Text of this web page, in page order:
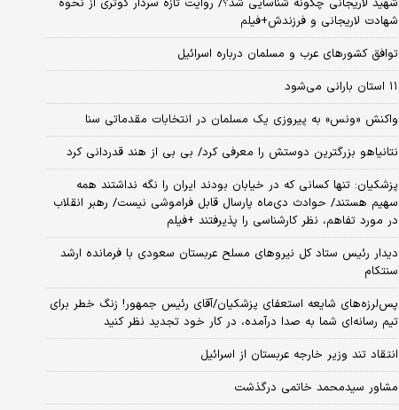
شهادت لاریجانی و فرزندش+فیلم
توافق کشورهای عرب و مسلمان درباره اسرائیل
۱۱ استان بارانی می‌شود
واکنش «ونس» به پیروزی یک مسلمان در انتخابات مقدماتی سنا
نتانیاهو بزرگترین دوستش را معرفی کرد/ بی بی از هند قدردانی کرد
پزشکیان: تنها کسانی که در خیابان بودند ایران را نگه نداشتند همه
سهیم هستند/ حوادث دی‌ماه پارسال قابل فراموشی نیست/ رهبر انقلاب
در مورد تفاهم، نظر کارشناسی را پذیرفتند +فیلم
دیدار رئیس ستاد کل نیروهای مسلح عربستان سعودی با فرمانده ارشد
سنتکام
پس‌لرزه‌های شایعه استعفای پزشکیان/آقای رئیس جمهور! زنگ خطر برای
تیم رسانه‌ای شما به صدا درآمده، در کار خود تجدید نظر کنید
انتقاد تند وزیر خارجه عربستان از اسرائیل
مشاور سیدمحمد خاتمی درگذشت